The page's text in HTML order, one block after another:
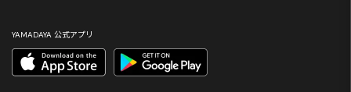
YAMADAYA 公式アプリ